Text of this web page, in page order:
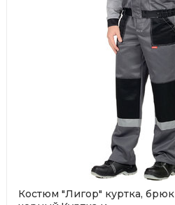
Костюм "Лигор" куртка,